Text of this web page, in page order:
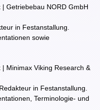
| Getriebebau NORD GmbH
in Festanstallung.
sowie
| Minimax Viking Research &
in Festanstallung.
Terminologie- und